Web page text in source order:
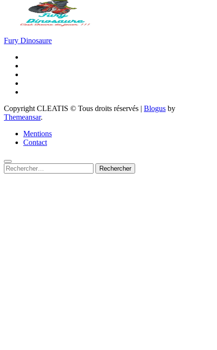
Fury Dinosaure
Copyright CLEATIS © Tous droits réservés | Blogus by
Themeansar.
Mentions
Contact
Rechercher :